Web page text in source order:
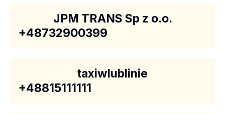
JPM TRANS Sp z o.o.
+48732900399
taxiwlublinie
+48815111111